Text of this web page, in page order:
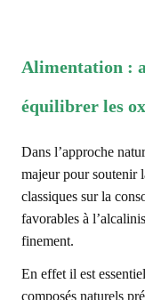
Alimentation :
équilibrer les
Dans l’approche
majeur pour soutenir
classiques sur la
favorables à
finement.
En effet il est
composés naturels